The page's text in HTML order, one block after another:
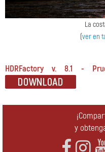
La
(ver en
HDRFactory v. 8.1 -
y